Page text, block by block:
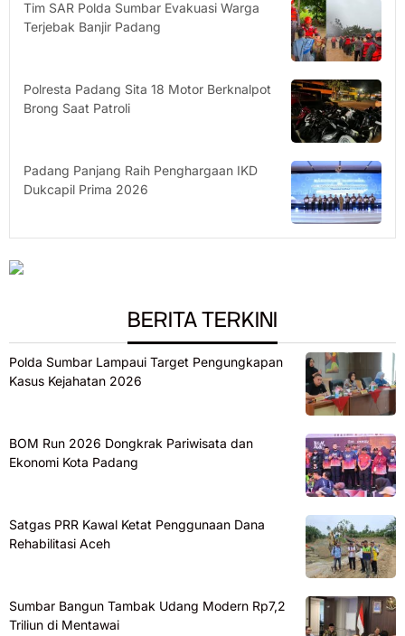
Tim SAR Polda Sumbar Evakuasi Warga
Terjebak Banjir Padang
Polresta Padang Sita 18 Motor Berknalpot
Brong Saat Patroli
Padang Panjang Raih Penghargaan IKD
Dukcapil Prima 2026
BERITA TERKINI
Polda Sumbar Lampaui Target Pengungkapan
Kasus Kejahatan 2026
BOM Run 2026 Dongkrak Pariwisata dan
Ekonomi Kota Padang
Satgas PRR Kawal Ketat Penggunaan Dana
Rehabilitasi Aceh
Sumbar Bangun Tambak Udang Modern Rp7,2
Triliun di Mentawai